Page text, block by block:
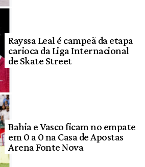
Rayssa Leal é campeã da etapa
carioca da Liga Internacional
de Skate Street
Bahia e Vasco ficam no empate
em 0 a 0 na Casa de Apostas
Arena Fonte Nova